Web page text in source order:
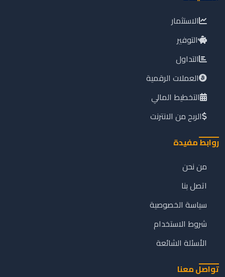
الاستثمار
التوفير
التداول
العملات الرقمية
التخطيط المالي
الربح من الانترنت
روابط مفيدة
من نحن
اتصل بنا
سياسة الخصوصية
شروط الاستخدام
الأسئلة الشائعة
تواصل معنا